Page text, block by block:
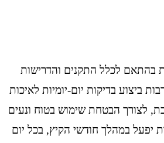
לכלל התקנים והדרישות
ביצוע בדיקות יום-יומיות לאיכות
לצורך הבטחת שימוש בטוח ונעים
יפעל במהלך חודשי הקיץ, בכל יום